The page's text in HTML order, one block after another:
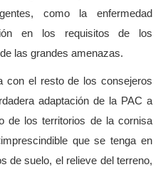
como la enfermedad
en los requisitos de los
las grandes amenazas.
con el resto de los consejeros
adaptación de la PAC a
de los territorios de la cornisa
que se tenga en
de suelo, el relieve del terreno,